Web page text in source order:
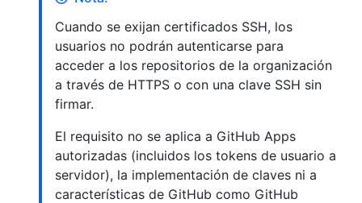
Cuando se exijan certificados SSH, los
usuarios no podrán autenticarse para
acceder a los repositorios de la organización
a través de HTTPS o con una clave SSH sin
firmar.
El requisito no se aplica a GitHub Apps
autorizadas (incluidos los tokens de usuario a
servidor), la implementación de claves ni a
características de GitHub como GitHub